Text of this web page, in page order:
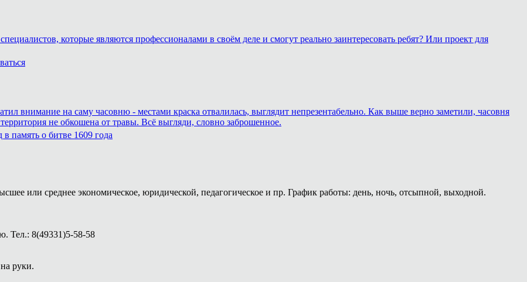
которые являются профессионалами в своём деле и смогут реально заинтересовать ребят? Или проект для
внимание на саму часовню - местами краска отвалилась, выглядит непрезентабельно. Как выше верно заметили, часовня
не обкошена от травы. Всё выгляди, словно заброшенное.
память о битве 1609 года
или среднее экономическое, юридической, педагогическое и пр. График работы: день, ночь, отсыпной, выходной.
Тел.: 8(49331)5-58-58
руки.